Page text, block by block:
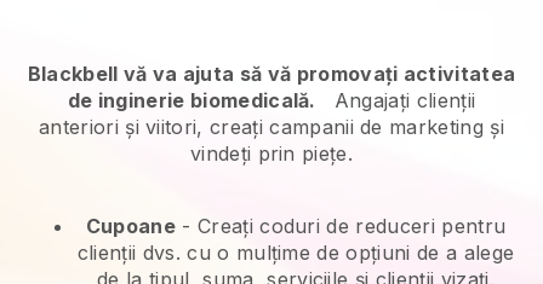
Blackbell vă va ajuta să vă promovați activitatea
de inginerie biomedicală.
Angajați clienții
anteriori și viitori, creați campanii de marketing și
vindeți prin piețe.
Cupoane - Creați coduri de reduceri pentru
clienții dvs. cu o mulțime de opțiuni de a alege